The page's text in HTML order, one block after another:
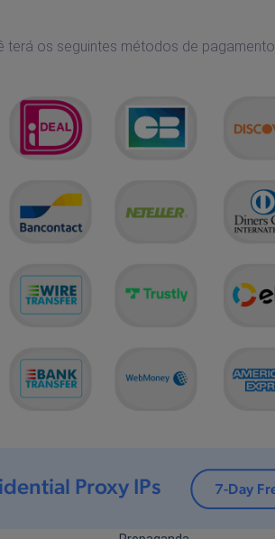
terá os seguintes métodos de pagamento